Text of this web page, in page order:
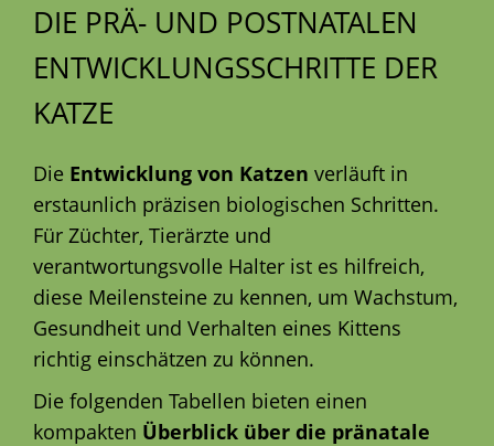
DIE PRÄ- UND POSTNATALEN
ENTWICKLUNGSSCHRITTE DER
KATZE
Die Entwicklung von Katzen verläuft in
erstaunlich präzisen biologischen Schritten.
Für Züchter, Tierärzte und
verantwortungsvolle Halter ist es hilfreich,
diese Meilensteine zu kennen, um Wachstum,
Gesundheit und Verhalten eines Kittens
richtig einschätzen zu können.
Die folgenden Tabellen bieten einen
kompakten Überblick über die pränatale